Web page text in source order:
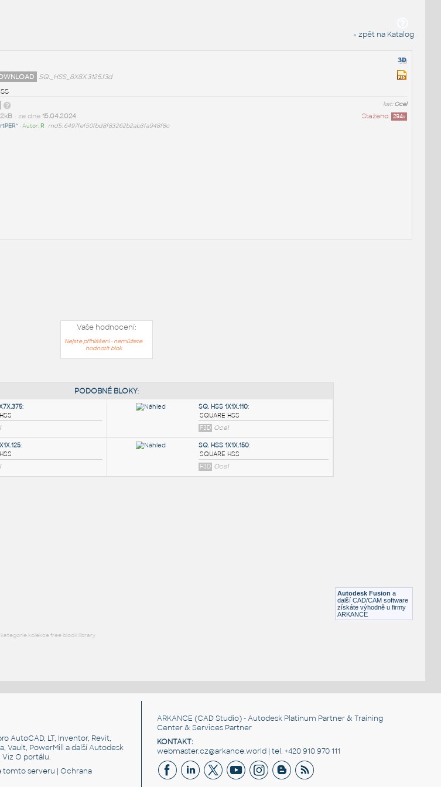
« zpět na Katalog
SQ._HSS_8X8X.3125.f3d
kat:Ocel
Staženo: 294x
• ze dne 15.04.2024
• Autor: R• md5: 6497fef50fbd8f83262b2ab3fa948f8c
Vaše hodnocení:
Nejste přihlášeni - nemůžete
hodnotit blok
Autodesk Fusion a
další CAD/CAM software
získáte výhodně u firmy
ARKANCE
kolekce free block library
AutoCAD, LT, Inventor, Revit,
Vault, PowerMill a další Autodesk
VizO portálu.
tomto serveru |Ochrana
ARKANCE (CAD Studio) - Autodesk Platinum Partner & Training
Center & Services Partner
KONTAKT:
webmaster.cz@arkance.world | tel. +420 910 970 111